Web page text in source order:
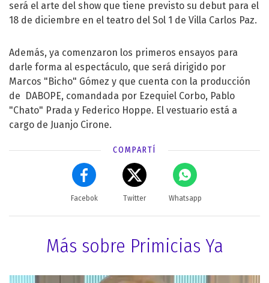
será el arte del show que tiene previsto su debut para el
18 de diciembre en el teatro del Sol 1 de Villa Carlos Paz.
Además, ya comenzaron los primeros ensayos para
darle forma al espectáculo, que será dirigido por
Marcos "Bicho" Gómez y que cuenta con la producción
de DABOPE, comandada por Ezequiel Corbo, Pablo
"Chato" Prada y Federico Hoppe. El vestuario está a
cargo de Juanjo Cirone.
COMPARTÍ
Facebok Twitter Whatsapp
Más sobre Primicias Ya